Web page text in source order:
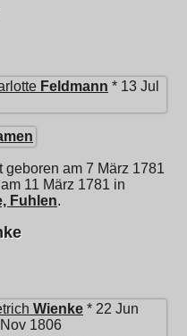
Feldmann * 13 Jul
geboren am 7 März 1781
11 März 1781 in
Fuhlen.
Wienke * 22 Jun
1806